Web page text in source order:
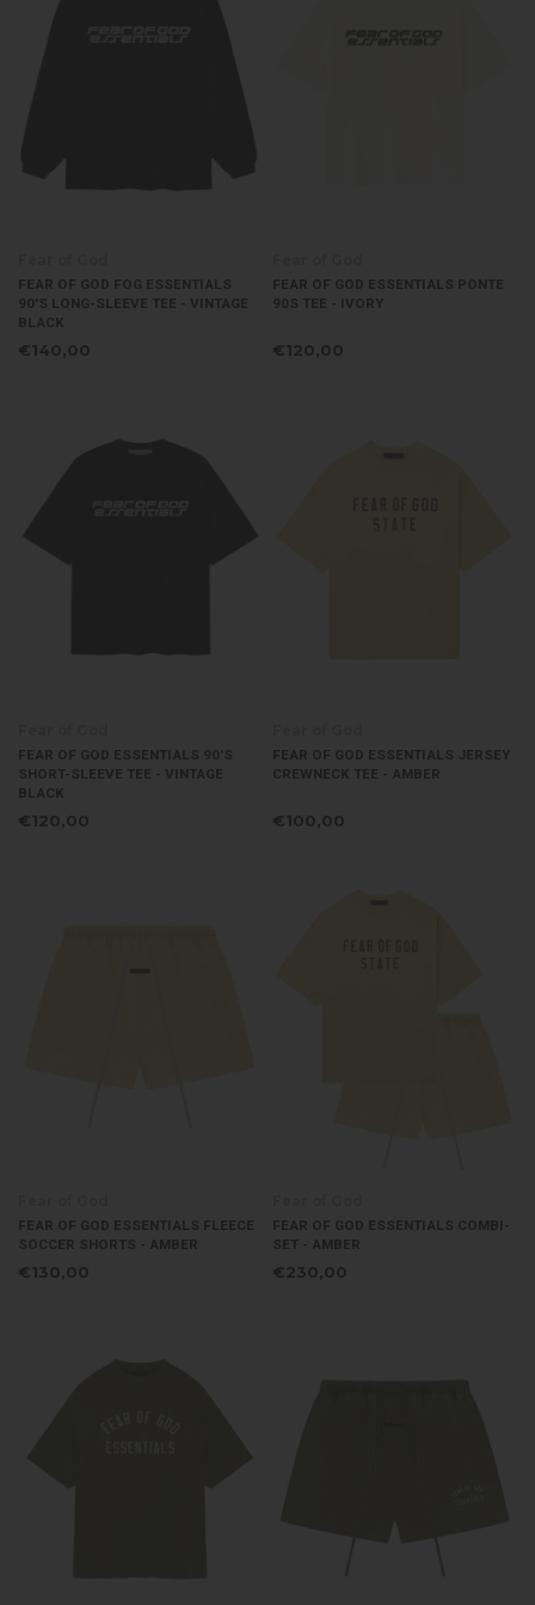
FEAR OF GOD FOG ESSENTIALS
90'S LONG-SLEEVE TEE - VINTAGE
BLACK
€140,00
FEAR OF GOD ESSENTIALS PONTE
90S TEE - IVORY
€120,00
FEAR OF GOD ESSENTIALS 90'S
SHORT-SLEEVE TEE - VINTAGE
BLACK
€120,00
FEAR OF GOD ESSENTIALS JERSEY
CREWNECK TEE - AMBER
€100,00
FEAR OF GOD ESSENTIALS FLEECE
SOCCER SHORTS - AMBER
€130,00
FEAR OF GOD ESSENTIALS COMBI-
SET - AMBER
€230,00